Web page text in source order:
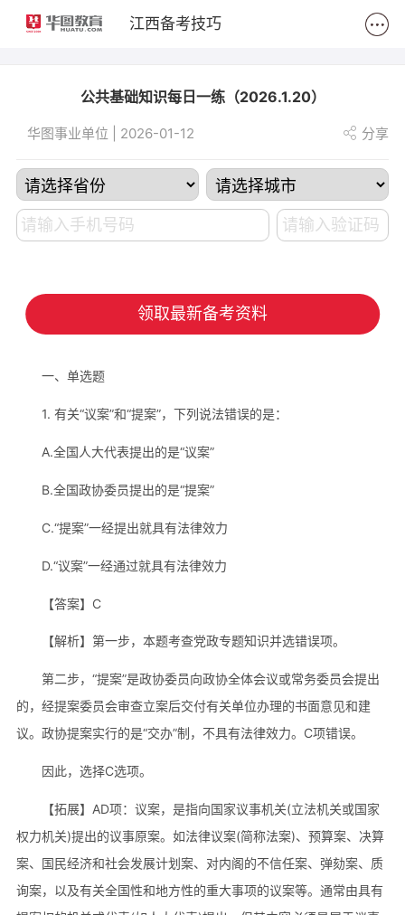
江西备考技巧
公共基础知识每日一练（2026.1.20）
华图事业单位 | 2026-01-12 分享
领取最新备考资料
一、单选题
1. 有关“议案”和“提案”，下列说法错误的是：
A.全国人大代表提出的是“议案”
B.全国政协委员提出的是“提案”
C.“提案”一经提出就具有法律效力
D.“议案”一经通过就具有法律效力
【答案】C
【解析】第一步，本题考查党政专题知识并选错误项。
第二步，“提案”是政协委员向政协全体会议或常务委员会提出
的，经提案委员会审查立案后交付有关单位办理的书面意见和建
议。政协提案实行的是“交办”制，不具有法律效力。C项错误。
因此，选择C选项。
【拓展】AD项：议案，是指向国家议事机关(立法机关或国家
权力机关)提出的议事原案。如法律议案(简称法案)、预算案、决算
案、国民经济和社会发展计划案、对内阁的不信任案、弹劾案、质
询案，以及有关全国性和地方性的重大事项的议案等。通常由具有